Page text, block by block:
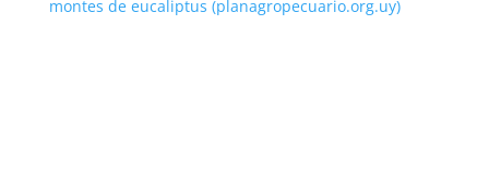
montes de eucaliptus (planagropecuario.org.uy)